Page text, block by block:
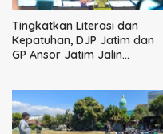
Tingkatkan Literasi dan
Kepatuhan, DJP Jatim dan
GP Ansor Jatim Jalin